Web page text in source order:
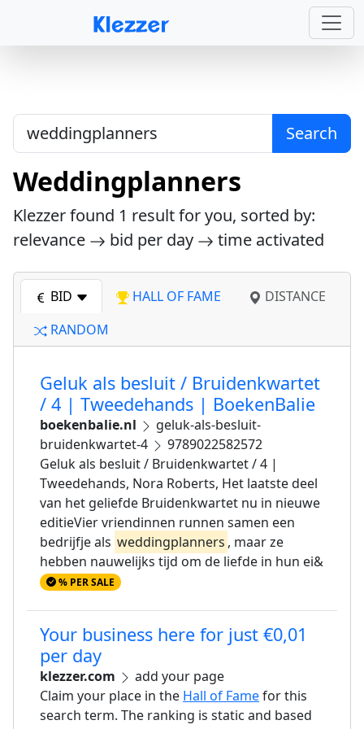
Search
Weddingplanners
Klezzer found 1 result for you, sorted by:
relevance
bid per day time activated
BID HALL OF FAME
DISTANCE
RANDOM
Geluk als besluit / Bruidenkwartet
/ 4 | Tweedehands | BoekenBalie
boekenbalie.nl
geluk-als-besluit-
bruidenkwartet-4
9789022582572
Geluk als besluit / Bruidenkwartet / 4 |
Tweedehands, Nora Roberts, Het laatste deel
van het geliefde Bruidenkwartet nu in nieuwe
editieVier vriendinnen runnen samen een
bedrijfje als weddingplanners , maar ze
hebben nauwelijks tijd om de liefde in hun ei&
% PER SALE
Your business here for just €0,01
per day
klezzer.com
add your page
Claim your place in the Hall of Famefor this
search term. The ranking is static and based